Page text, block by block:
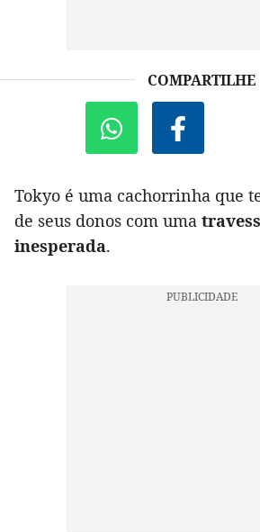
COMPARTILHE
Tokyo é uma cachorrinha que
de seus donos com uma
inesperada.